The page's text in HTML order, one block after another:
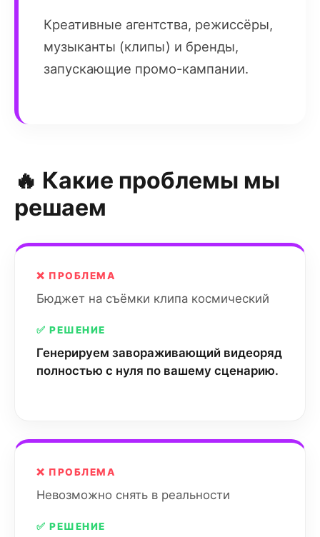
Креативные агентства, режиссёры,
музыканты (клипы) и бренды,
запускающие промо-кампании.
🔥 Какие проблемы мы
решаем
❌ ПРОБЛЕМА
Бюджет на съёмки клипа космический
✅ РЕШЕНИЕ
Генерируем завораживающий видеоряд
полностью с нуля по вашему сценарию.
❌ ПРОБЛЕМА
Невозможно снять в реальности
✅ РЕШЕНИЕ